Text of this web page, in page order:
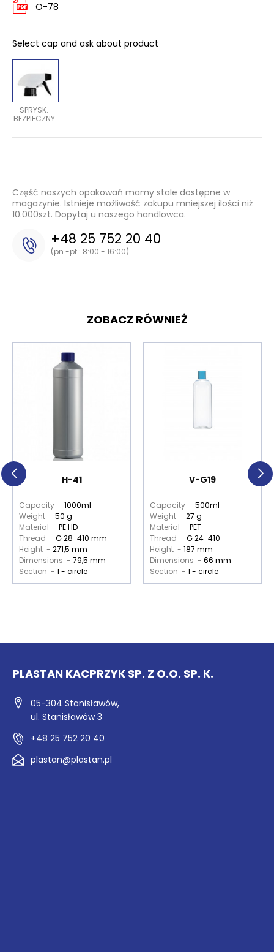
O-78
Select cap and ask about product
SPRYSK.
BEZPIECZNY
Część naszych opakowań mamy stale dostępne w
magazynie. Istnieje możliwość zakupu mniejszej ilości niż
10.000szt. Dopytaj u naszego handlowca.
+48 25 752 20 40
(pn.-pt.: 8:00 - 16:00)
ZOBACZ RÓWNIEŻ
H-41
Capacity - 1000ml
Weight - 50 g
Material - PE HD
Thread - G 28-410 mm
Height - 271,5 mm
Dimensions - 79,5 mm
Section - 1 - circle
V-G19
Capacity - 500ml
Weight - 27 g
Material - PET
Thread - G 24-410
Height - 187 mm
Dimensions - 66 mm
Section - 1 - circle
PLASTAN KACPRZYK SP. Z O.O. SP. K.
05-304 Stanisławów,
ul. Stanisławów 3
+48 25 752 20 40
plastan@plastan.pl